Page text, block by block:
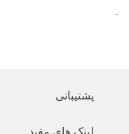
.
پشتیبانی
لینک های مفید